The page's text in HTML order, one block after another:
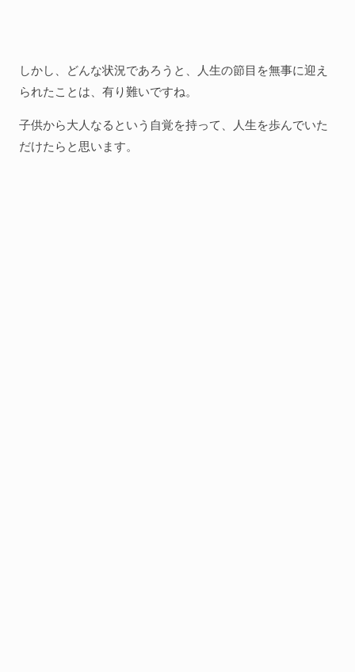
Webその他
しかし、どんな状況であろうと、人生の節目を無事に迎え
られたことは、有り難いですね。
子供から大人なるという自覚を持って、人生を歩んでいた
だけたらと思います。